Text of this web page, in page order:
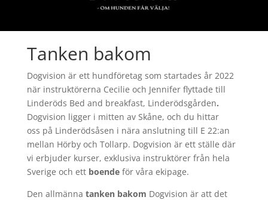
Tanken bakom
Dogvision är ett hundföretag som startades år 2022
när instruktörerna Cecilie och Jennifer flyttade till
Linderöds Bed and breakfast, Linderödsgården.
Dogvision ligger i mitten av Skåne, och du hittar
oss på Linderödsåsen i nära anslutning till E 22:an
mellan Hörby och Tollarp. Dogvision är ett ställe där
vi erbjuder kurser, exklusiva instruktörer från hela
Sverige och ett boendeför våra ekipage.
Den allmänna tanken bakom Dogvision är att det